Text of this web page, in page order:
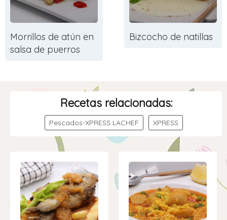
Morrillos de atún en
salsa de puerros
Bizcocho de natillas
Recetas relacionadas:
Pescados-XPRESS LACHEF XPRESS